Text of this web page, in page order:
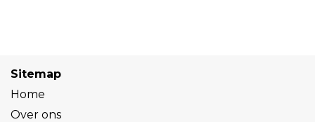
Sitemap
Home
Over ons